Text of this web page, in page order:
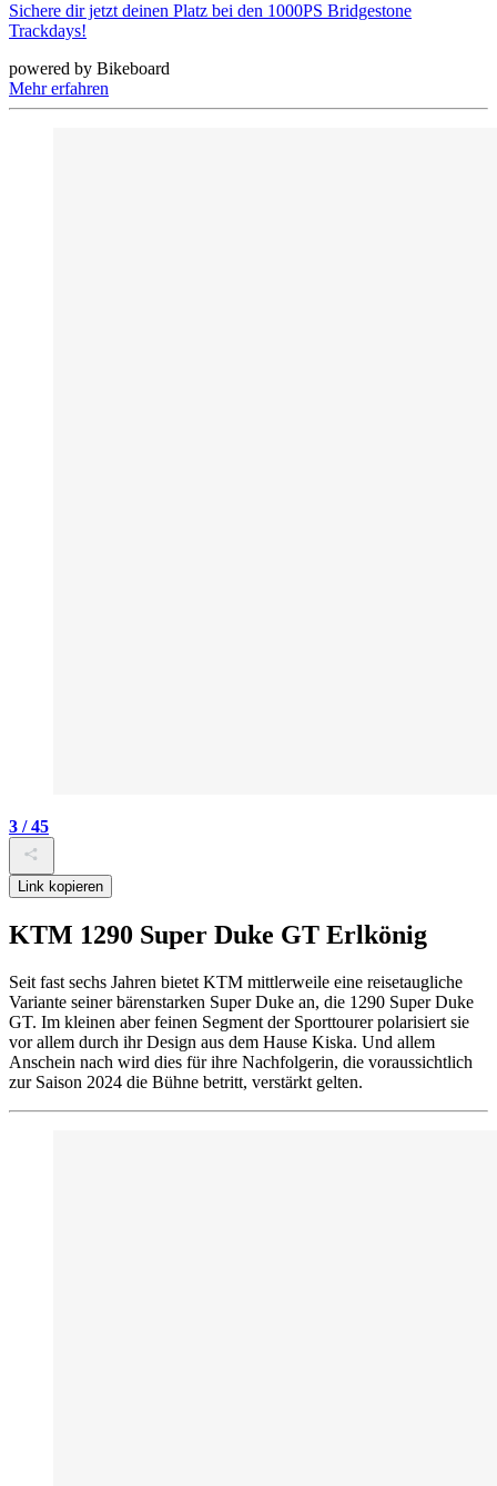
Sichere dir jetzt deinen Platz bei den 1000PS Bridgestone
Trackdays!
powered by Bikeboard
Mehr erfahren
3 / 45
Link kopieren
KTM 1290 Super Duke GT Erlkönig
Seit fast sechs Jahren bietet KTM mittlerweile eine reisetaugliche
Variante seiner bärenstarken Super Duke an, die 1290 Super Duke
GT. Im kleinen aber feinen Segment der Sporttourer polarisiert sie
vor allem durch ihr Design aus dem Hause Kiska. Und allem
Anschein nach wird dies für ihre Nachfolgerin, die voraussichtlich
zur Saison 2024 die Bühne betritt, verstärkt gelten.